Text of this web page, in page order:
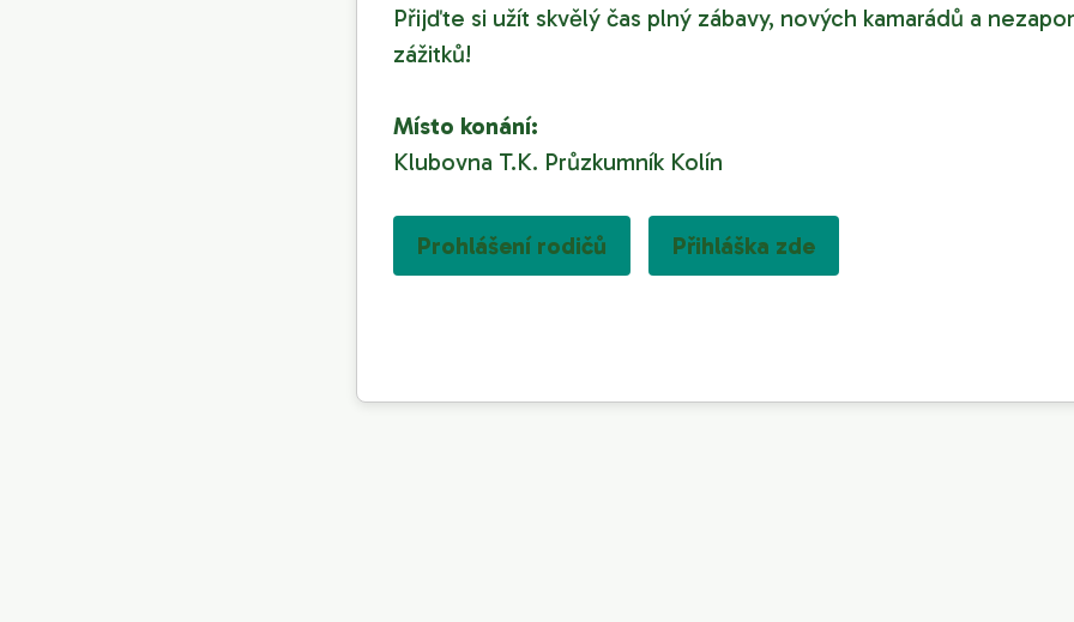
Přijďte si užít skvělý čas plný zábavy, nových kamarádů a
zážitků!
Místo konání:
Klubovna T.K. Průzkumník Kolín
Prohlášení rodičů Přihláška zde